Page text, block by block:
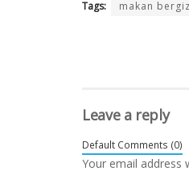
Tags: makan
Leave a reply
Default Comments (0)
Your email address